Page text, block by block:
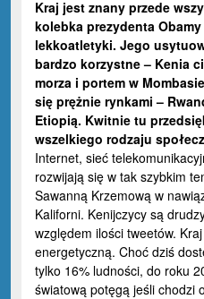
Kraj jest znany przede
kolebka prezydenta
lekkoatletyki. Jego
bardzo korzystne – Kenia
morza i portem w
się prężnie rynkami –
Etiopią. Kwitnie tu
wszelkiego rodzaju
Internet, sieć
rozwijają się w tak szybkim
Sawanną Krzemową w
Kaliforni. Kenijczycy są
względem ilości tweetów.
energetyczną. Choć dziś
tylko 16% ludności, do roku
światową potęgą jeśli chodzi